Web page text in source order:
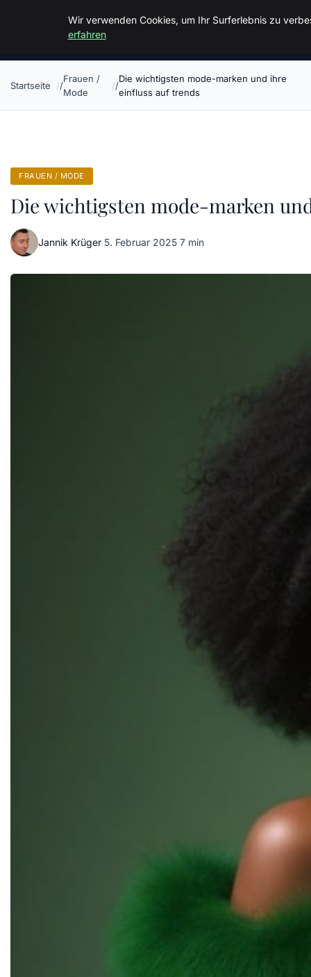
Malzminden
Startseite
Frauen /
Mode
Die wichtigsten mode-marken und ihre
einfluss auf trends
FRAUEN / MODE
Die wichtigsten mode-marken
Jannik Krüger·5. Februar 2025·7 min
Wir verwenden Cookies, um Ihr Surferlebnis zu
erfahren